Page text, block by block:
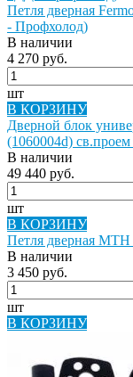
Петля дверная
- Профхолод)
В наличии
4 270 руб.
шт
В КОРЗИНУ
Дверной блок
(1060004d)
В наличии
49 440 руб.
шт
В КОРЗИНУ
Петля дверная
В наличии
3 450 руб.
шт
В КОРЗИНУ